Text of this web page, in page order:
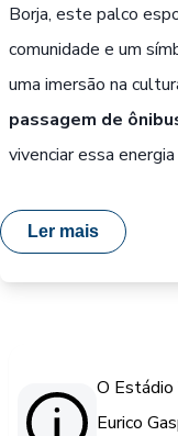
Borja, este palco
comunidade e um
uma imersão na
passagem de
vivenciar essa
Ler mais
O
Eurico